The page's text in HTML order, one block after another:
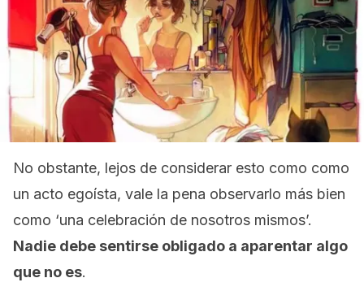
No obstante, lejos de considerar esto como como
un acto egoísta, vale la pena observarlo más bien
como ‘una celebración de nosotros mismos’.
Nadie debe sentirse obligado a aparentar algo
que no es.